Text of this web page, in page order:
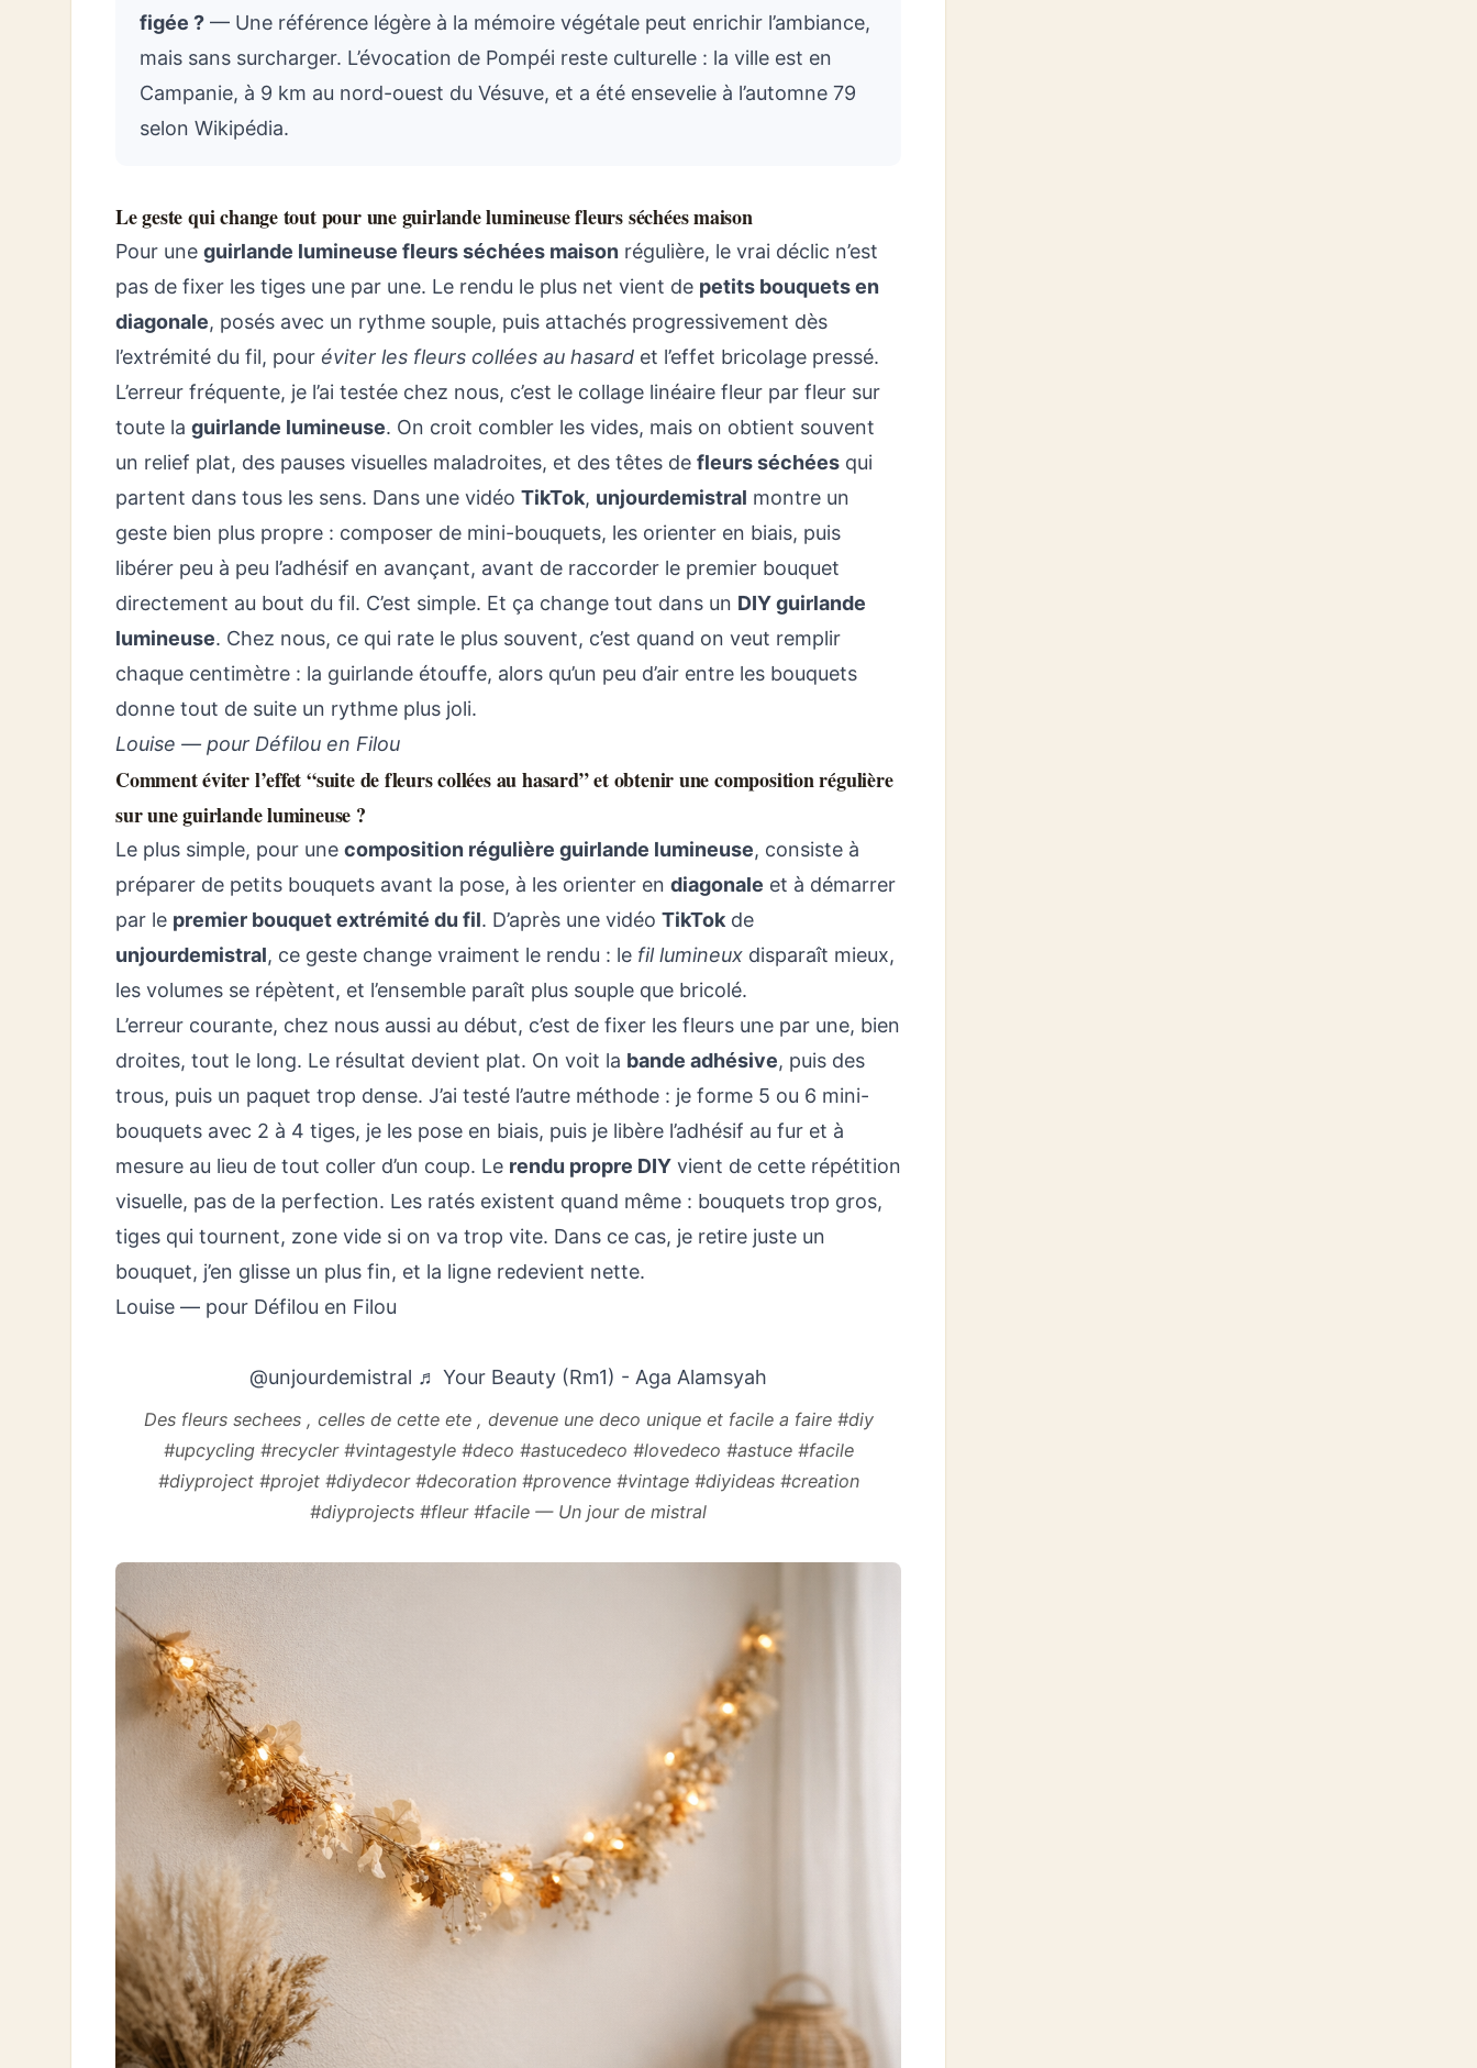
figée ? — Une référence légère à la mémoire végétale peut enrichir l’ambiance,
mais sans surcharger. L’évocation de Pompéi reste culturelle : la ville est en
Campanie, à 9 km au nord-ouest du Vésuve, et a été ensevelie à l’automne 79
selon Wikipédia.
Le geste qui change tout pour une guirlande lumineuse fleurs séchées maison
Pour une guirlande lumineuse fleurs séchées maison régulière, le vrai déclic n’est
pas de fixer les tiges une par une. Le rendu le plus net vient de petits bouquets en
diagonale, posés avec un rythme souple, puis attachés progressivement dès
l’extrémité du fil, pour éviter les fleurs collées au hasard et l’effet bricolage pressé.
L’erreur fréquente, je l’ai testée chez nous, c’est le collage linéaire fleur par fleur sur
toute la guirlande lumineuse. On croit combler les vides, mais on obtient souvent
un relief plat, des pauses visuelles maladroites, et des têtes de fleurs séchées qui
partent dans tous les sens. Dans une vidéo TikTok, unjourdemistral montre un
geste bien plus propre : composer de mini-bouquets, les orienter en biais, puis
libérer peu à peu l’adhésif en avançant, avant de raccorder le premier bouquet
directement au bout du fil. C’est simple. Et ça change tout dans un DIY guirlande
lumineuse. Chez nous, ce qui rate le plus souvent, c’est quand on veut remplir
chaque centimètre : la guirlande étouffe, alors qu’un peu d’air entre les bouquets
donne tout de suite un rythme plus joli.
Louise — pour Défilou en Filou
Comment éviter l’effet “suite de fleurs collées au hasard” et obtenir une composition régulière
sur une guirlande lumineuse ?
Le plus simple, pour une composition régulière guirlande lumineuse, consiste à
préparer de petits bouquets avant la pose, à les orienter en diagonale et à démarrer
par le premier bouquet extrémité du fil. D’après une vidéo TikTok de
unjourdemistral, ce geste change vraiment le rendu : le fil lumineux disparaît mieux,
les volumes se répètent, et l’ensemble paraît plus souple que bricolé.
L’erreur courante, chez nous aussi au début, c’est de fixer les fleurs une par une, bien
droites, tout le long. Le résultat devient plat. On voit la bande adhésive, puis des
trous, puis un paquet trop dense. J’ai testé l’autre méthode : je forme 5 ou 6 mini-
bouquets avec 2 à 4 tiges, je les pose en biais, puis je libère l’adhésif au fur et à
mesure au lieu de tout coller d’un coup. Le rendu propre DIY vient de cette répétition
visuelle, pas de la perfection. Les ratés existent quand même : bouquets trop gros,
tiges qui tournent, zone vide si on va trop vite. Dans ce cas, je retire juste un
bouquet, j’en glisse un plus fin, et la ligne redevient nette.
Louise — pour Défilou en Filou
@unjourdemistral ♬ Your Beauty (Rm1) - Aga Alamsyah
Des fleurs sechees , celles de cette ete , devenue une deco unique et facile a faire #diy
#upcycling #recycler #vintagestyle #deco #astucedeco #lovedeco #astuce #facile
#diyproject #projet #diydecor #decoration #provence #vintage #diyideas #creation
#diyprojects #fleur #facile — Un jour de mistral